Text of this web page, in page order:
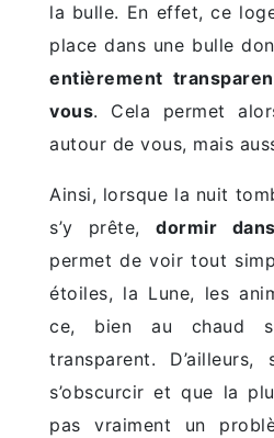
la bulle. En effet, ce
place dans une bulle
entièrement
vous. Cela permet
autour de vous, mais
Ainsi, lorsque la nuit
s’y prête,dormir
permet de voir tout
étoiles, la Lune, les
ce, bien au chaud
transparent.
s’obscurcir et que la
pas vraiment un